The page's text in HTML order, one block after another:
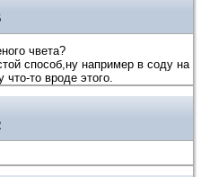
чвета?
способ,ну например в соду на
что-то вроде этого.